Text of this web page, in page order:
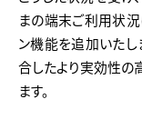
まの端末ご利用状
ン機能を追加いたし
合したより実効性の
ます。